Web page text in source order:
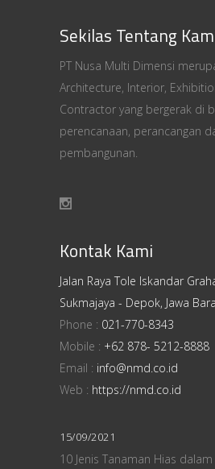
Sekilas Tentang
PT Nusa Multi Dimensi
Architecture, Interior,
Contractor yang bergerak di
perencanaan, perancangan
pembangunan.
Kontak Kami
Jalan Raya Tole Iskandar
Sukmajaya - Depok, Jawa
Phone : 021-770-8343
Mobile : +62 878- 5212-8888
Email : info@nmd.co.id
Web : https://nmd.co.id
15/09/2021
10 Jenis Tanaman Hias